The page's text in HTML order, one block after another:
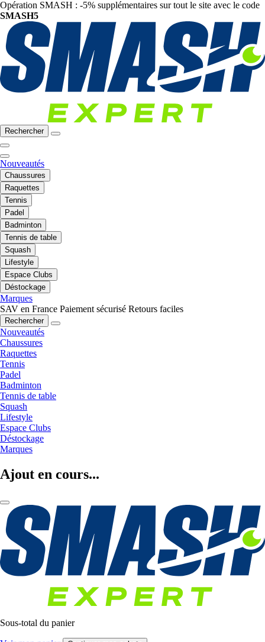
Opération SMASH : -5% supplémentaires sur tout le site avec le code
SMASH5
Rechercher
Nouveautés
Chaussures
Raquettes
Tennis
Padel
Badminton
Tennis de table
Squash
Lifestyle
Espace Clubs
Déstockage
Marques
SAV en France Paiement sécurisé Retours faciles
Rechercher
Nouveautés
Chaussures
Raquettes
Tennis
Padel
Badminton
Tennis de table
Squash
Lifestyle
Espace Clubs
Déstockage
Marques
Ajout en cours...
Sous-total du panier